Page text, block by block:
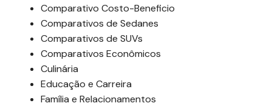
Comparativo Costo-Beneficio
Comparativos de Sedanes
Comparativos de SUVs
Comparativos Econômicos
Culinária
Educação e Carreira
Família e Relacionamentos